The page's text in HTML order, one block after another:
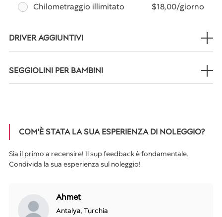
Chilometraggio illimitato $18,00/giorno
DRIVER AGGIUNTIVI
SEGGIOLINI PER BAMBINI
COM'È STATA LA SUA ESPERIENZA DI NOLEGGIO?
Sia il primo a recensire! Il sup feedback è fondamentale.
Condivida la sua esperienza sul noleggio!
Ahmet
Antalya, Turchia